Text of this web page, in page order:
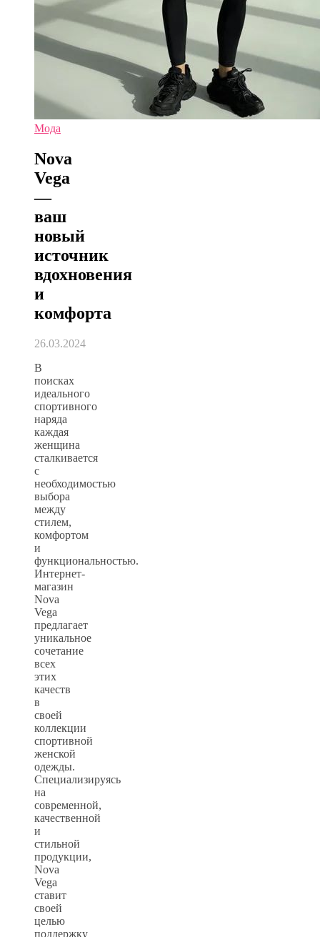
Мода
Nova
Vega
—
ваш
новый
источник
вдохновения
и
комфорта
26.03.2024
В
поисках
идеального
спортивного
наряда
каждая
женщина
сталкивается
с
необходимостью
выбора
между
стилем,
комфортом
и
функциональностью.
Интернет-
магазин
Nova
Vega
предлагает
уникальное
сочетание
всех
этих
качеств
в
своей
коллекции
спортивной
женской
одежды.
Специализируясь
на
современной,
качественной
и
стильной
продукции,
Nova
Vega
ставит
своей
целью
поддержку